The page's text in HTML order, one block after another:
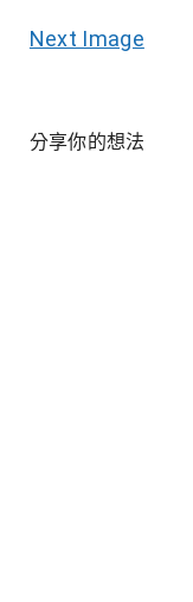
Next Image
分享你的想法